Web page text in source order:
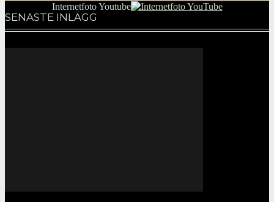
Internetfoto Youtube
SENASTE INLÄGG